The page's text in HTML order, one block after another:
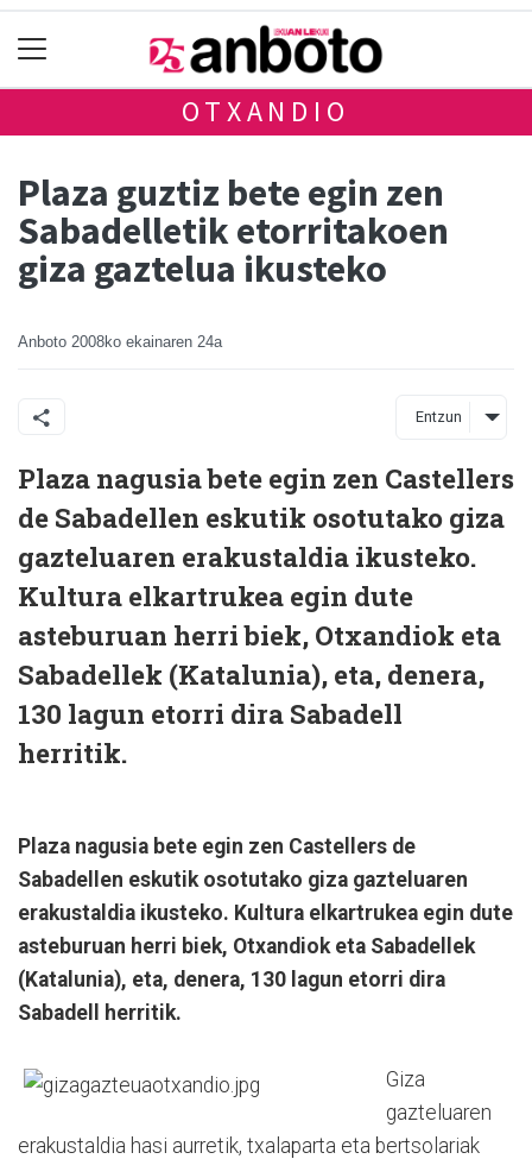
OTXANDIO
Plaza guztiz bete egin zen
Sabadelletik etorritakoen
giza gaztelua ikusteko
Anboto 2008ko ekainaren 24a
Entzun
Plaza nagusia bete egin zen Castellers
de Sabadellen eskutik osotutako giza
gazteluaren erakustaldia ikusteko.
Kultura elkartrukea egin dute
asteburuan herri biek, Otxandiok eta
Sabadellek (Katalunia), eta, denera,
130 lagun etorri dira Sabadell
herritik.
Plaza nagusia bete egin zen Castellers de
Sabadellen eskutik osotutako giza gazteluaren
erakustaldia ikusteko. Kultura elkartrukea egin dute
asteburuan herri biek, Otxandiok eta Sabadellek
(Katalunia), eta, denera, 130 lagun etorri dira
Sabadell herritik.
Giza
gazteluaren
erakustaldia hasi aurretik, txalaparta eta bertsolariak